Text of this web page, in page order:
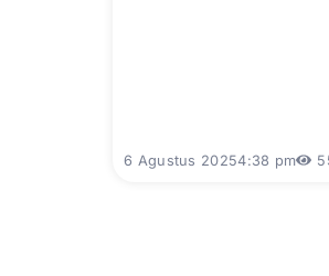
6 Agustus 20254:38 pm